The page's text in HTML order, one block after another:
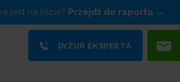
jest na liście? Przejdź do raportu
DYŻUR EKSPERTA